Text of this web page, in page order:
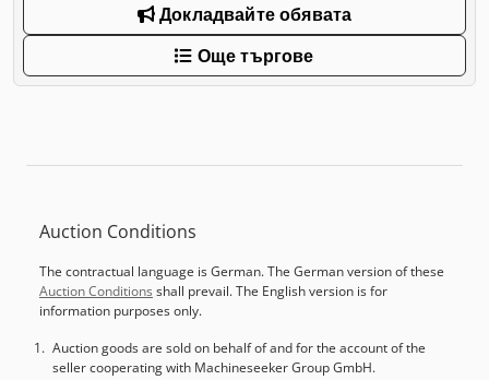
Докладвайте обявата
Още търгове
Auction Conditions
The contractual language is German. The German version of these
Auction Conditions shall prevail. The English version is for
information purposes only.
Auction goods are sold on behalf of and for the account of the
seller cooperating with Machineseeker Group GmbH.